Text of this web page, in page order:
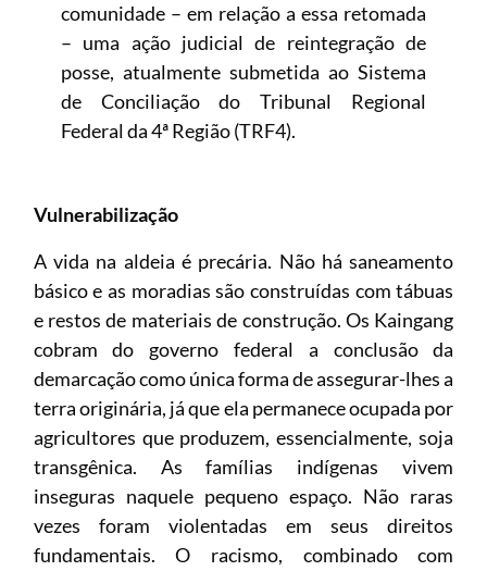
comunidade – em relação a essa retomada
– uma ação judicial de reintegração de
posse, atualmente submetida ao Sistema
de Conciliação do Tribunal Regional
Federal da 4ª Região (TRF4).
Vulnerabilização
A vida na aldeia é precária. Não há saneamento
básico e as moradias são construídas com tábuas
e restos de materiais de construção. Os Kaingang
cobram do governo federal a conclusão da
demarcação como única forma de assegurar-lhes a
terra originária, já que ela permanece ocupada por
agricultores que produzem, essencialmente, soja
transgênica. As famílias indígenas vivem
inseguras naquele pequeno espaço. Não raras
vezes foram violentadas em seus direitos
fundamentais. O racismo, combinado com